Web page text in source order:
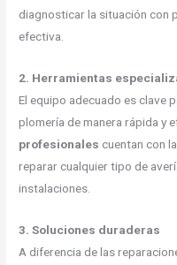
diagnosticar la situación con
efectiva.
2. Herramientas
El equipo adecuado es clave
plomería de manera rápida y
profesionales cuentan con
reparar cualquier tipo de
instalaciones.
3. Soluciones duraderas
A diferencia de las